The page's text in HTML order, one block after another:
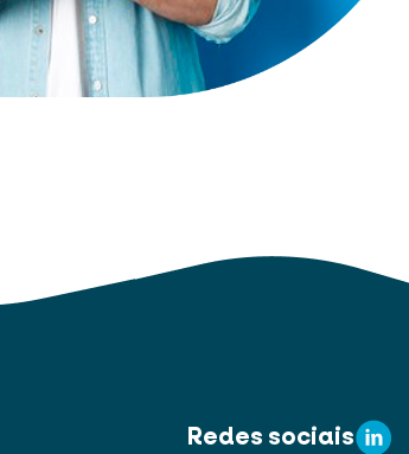
Redes sociais